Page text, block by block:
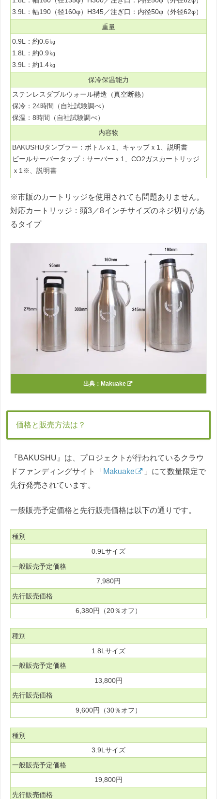
3.9L：幅190（径160φ）H345／注ぎ口：内径50φ（外径62φ）
重量
0.9L：約0.6㎏
1.8L：約0.9㎏
3.9L：約1.4㎏
保冷保温能力
ステンレスダブルウォール構造（真空断熱）
保冷：24時間（自社試験調べ）
保温：8時間（自社試験調べ）
内容物
BAKUSHUタンブラー：ボトルｘ1、キャップｘ1、説明書
ビールサーバータップ：サーバーｘ1、CO2ガスカートリッジ
ｘ1※、説明書
※市販のカートリッジを使用されても問題ありません。
対応カートリッジ：頭3／8インチサイズのネジ切りがあ
るタイプ
出典： Makuake
価格と販売方法は？
『BAKUSHU』は、プロジェクトが行われているクラウ
ドファンディングサイト「 Makuake
」にて数量限定で
先行発売されています。
一般販売予定価格と先行販売価格は以下の通りです。
種別
0.9Lサイズ
一般販売予定価格
7,980円
先行販売価格
6,380円（20％オフ）
種別
1.8Lサイズ
一般販売予定価格
13,800円
先行販売価格
9,600円（30％オフ）
種別
3.9Lサイズ
一般販売予定価格
19,800円
先行販売価格